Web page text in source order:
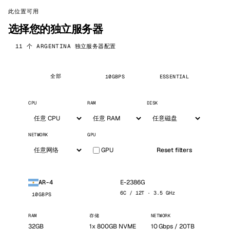
此位置可用
选择您的独立服务器
11 个 ARGENTINA 独立服务器配置
全部 10GBPS ESSENTIAL
CPU RAM DISK
NETWORK GPU
GPU Reset filters
AR-4
10GBPS
E-2386G
6C / 12T · 3.5 GHz
RAM
32GB
存储
1x 800GB NVME
NETWORK
10 Gbps / 20TB